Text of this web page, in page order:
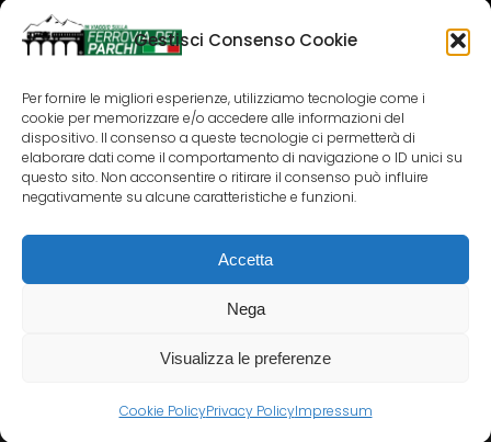
Gestisci Consenso Cookie
Per fornire le migliori esperienze, utilizziamo tecnologie come i
cookie per memorizzare e/o accedere alle informazioni del
dispositivo. Il consenso a queste tecnologie ci permetterà di
elaborare dati come il comportamento di navigazione o ID unici su
questo sito. Non acconsentire o ritirare il consenso può influire
negativamente su alcune caratteristiche e funzioni.
Accetta
Nega
Visualizza le preferenze
Cookie PolicyPrivacy PolicyImpressum
ISCRIVITI ORA!
SEGUICI SUI NOSTRI SOCIAL
COPYRIGHT 2018-2025 PALLENIUM TOURISM
SRL
AGENZIA VIAGGI E TOUR OPERATOR – P.IVA: